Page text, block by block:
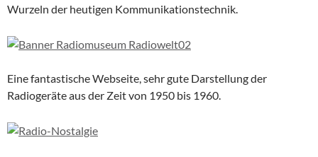
Wurzeln der heutigen Kommunikationstechnik.
Eine fantastische Webseite, sehr gute Darstellung der
Radiogeräte aus der Zeit von 1950 bis 1960.